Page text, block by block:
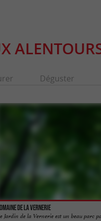
Déguster
de la Vernerie
Jardin de la Vernerie est un beau parc